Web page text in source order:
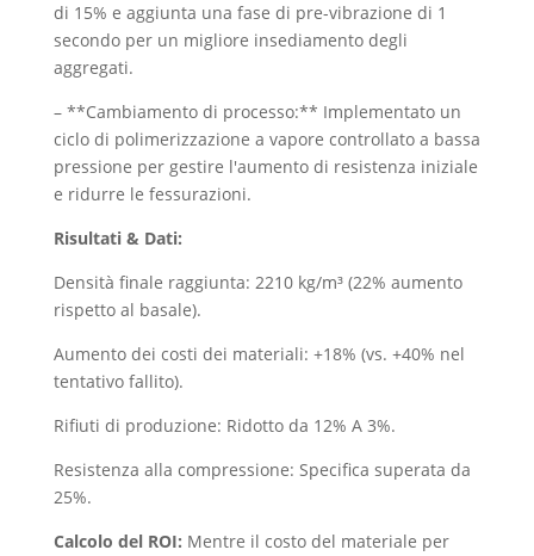
di 15% e aggiunta una fase di pre-vibrazione di 1
secondo per un migliore insediamento degli
aggregati.
– **Cambiamento di processo:** Implementato un
ciclo di polimerizzazione a vapore controllato a bassa
pressione per gestire l'aumento di resistenza iniziale
e ridurre le fessurazioni.
Risultati & Dati:
Densità finale raggiunta: 2210 kg/m³ (22% aumento
rispetto al basale).
Aumento dei costi dei materiali: +18% (vs. +40% nel
tentativo fallito).
Rifiuti di produzione: Ridotto da 12% A 3%.
Resistenza alla compressione: Specifica superata da
25%.
Calcolo del ROI: Mentre il costo del materiale per